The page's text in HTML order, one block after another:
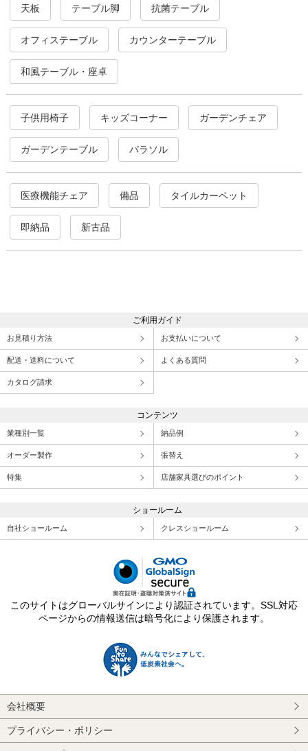
天板 テーブル脚 抗菌テーブル
オフィステーブル カウンターテーブル
和風テーブル・座卓
子供用椅子 キッズコーナー ガーデンチェア
ガーデンテーブル パラソル
医療機能チェア 備品 タイルカーペット
即納品 新古品
ご利用ガイド
お見積り方法 お支払いについて
配送・送料について よくある質問
カタログ請求
コンテンツ
業種別一覧 納品例
オーダー製作 張替え
特集 店舗家具選びのポイント
ショールーム
自社ショールーム クレスショールーム
このサイトはグローバルサインにより認証されています。SSL対応
ページからの情報送信は暗号化により保護されます。
会社概要
プライバシー・ポリシー